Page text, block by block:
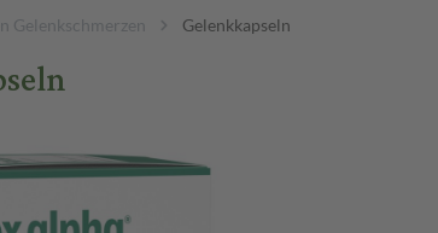
Gelenkschmerzen Gelenkkapseln